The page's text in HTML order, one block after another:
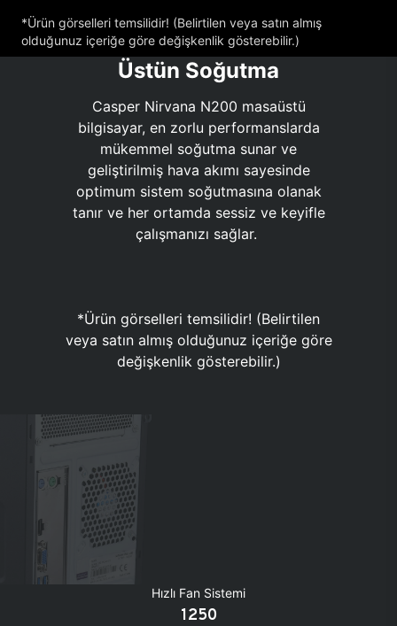
*Ürün görselleri temsilidir! (Belirtilen veya satın almış
olduğunuz içeriğe göre değişkenlik gösterebilir.)
Üstün Soğutma
Casper Nirvana N200 masaüstü
bilgisayar, en zorlu performanslarda
mükemmel soğutma sunar ve
geliştirilmiş hava akımı sayesinde
optimum sistem soğutmasına olanak
tanır ve her ortamda sessiz ve keyifle
çalışmanızı sağlar.
*Ürün görselleri temsilidir! (Belirtilen
veya satın almış olduğunuz içeriğe göre
değişkenlik gösterebilir.)
Hızlı Fan Sistemi
1250